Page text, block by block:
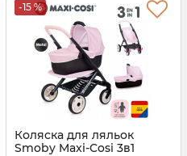
-15 %
Коляска для ляльок
Smoby Maxi-Cosi 3в1